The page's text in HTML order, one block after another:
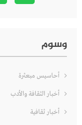
وسوم
أحاسيس مبعثرة
أخبار الثقافة والأدب
أخبار ثقافية